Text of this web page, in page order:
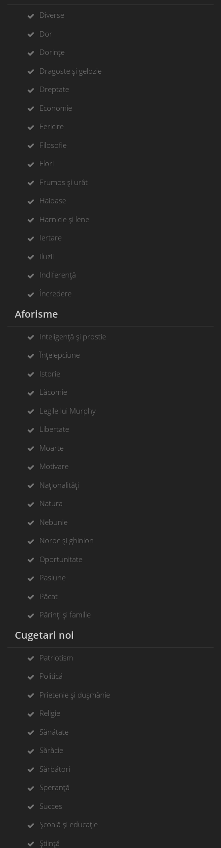
Diverse
Dor
Dorințe
Dragoste și gelozie
Dreptate
Economie
Fericire
Filosofie
Flori
Frumos și urât
Haioase
Harnicie și lene
Iertare
Iluzii
Indiferență
Încredere
Aforisme
Inteligență și prostie
Înțelepciune
Istorie
Lăcomie
Legile lui Murphy
Libertate
Moarte
Motivare
Naționalități
Natura
Nebunie
Noroc și ghinion
Oportunitate
Pasiune
Păcat
Părinți și familie
Cugetari noi
Patriotism
Politică
Prietenie și dușmănie
Religie
Sănătate
Sărăcie
Sărbători
Speranță
Succes
Școală și educație
Știință